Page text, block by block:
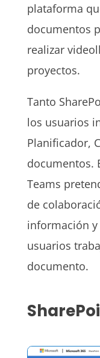
plataforma
documentos
realizar
proyectos.
Tanto
los usuarios
Planificador,
documentos.
Teams
de
información
usuarios
documento.